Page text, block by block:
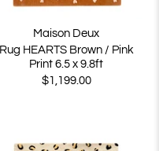
Maison Deux
Rug HEARTS Brown / Pink
Print 6.5 x 9.8ft
$1,199.00